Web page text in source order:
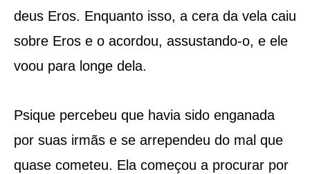
deus Eros. Enquanto isso, a cera da vela caiu
sobre Eros e o acordou, assustando-o, e ele
voou para longe dela.
Psique percebeu que havia sido enganada
por suas irmãs e se arrependeu do mal que
quase cometeu. Ela começou a procurar por